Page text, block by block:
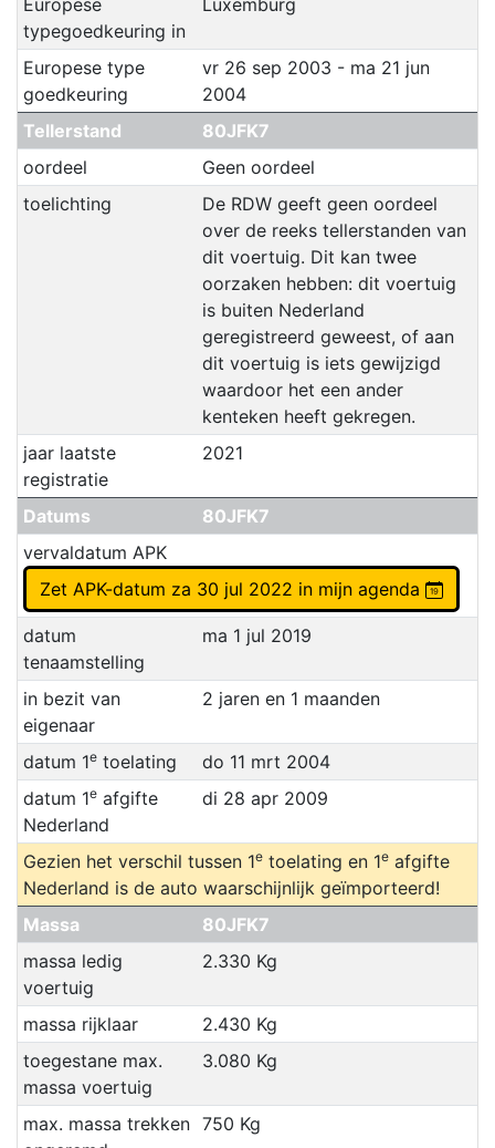
typegoedkeuring in
Europese type
goedkeuring
vr 26 sep 2003 - ma 21 jun
2004
Tellerstand
80JFK7
oordeel
Geen oordeel
toelichting
De RDW geeft geen oordeel
over de reeks tellerstanden van
dit voertuig. Dit kan twee
oorzaken hebben: dit voertuig
is buiten Nederland
geregistreerd geweest, of aan
dit voertuig is iets gewijzigd
waardoor het een ander
kenteken heeft gekregen.
jaar laatste
registratie
2021
Datums
80JFK7
vervaldatum APK
Zet APK-datum za 30 jul 2022 in mijn agenda
datum
tenaamstelling
ma 1 jul 2019
in bezit van
eigenaar
2 jaren en 1 maanden
datum 1etoelating
do 11 mrt 2004
datum 1eafgifte
Nederland
di 28 apr 2009
Gezien het verschil tussen 1etoelating en 1eafgifte
Nederland is de auto waarschijnlijk geïmporteerd!
Massa
80JFK7
massa ledig
voertuig
2.330 Kg
massa rijklaar
2.430 Kg
toegestane max.
massa voertuig
3.080 Kg
max. massa trekken 750 Kg